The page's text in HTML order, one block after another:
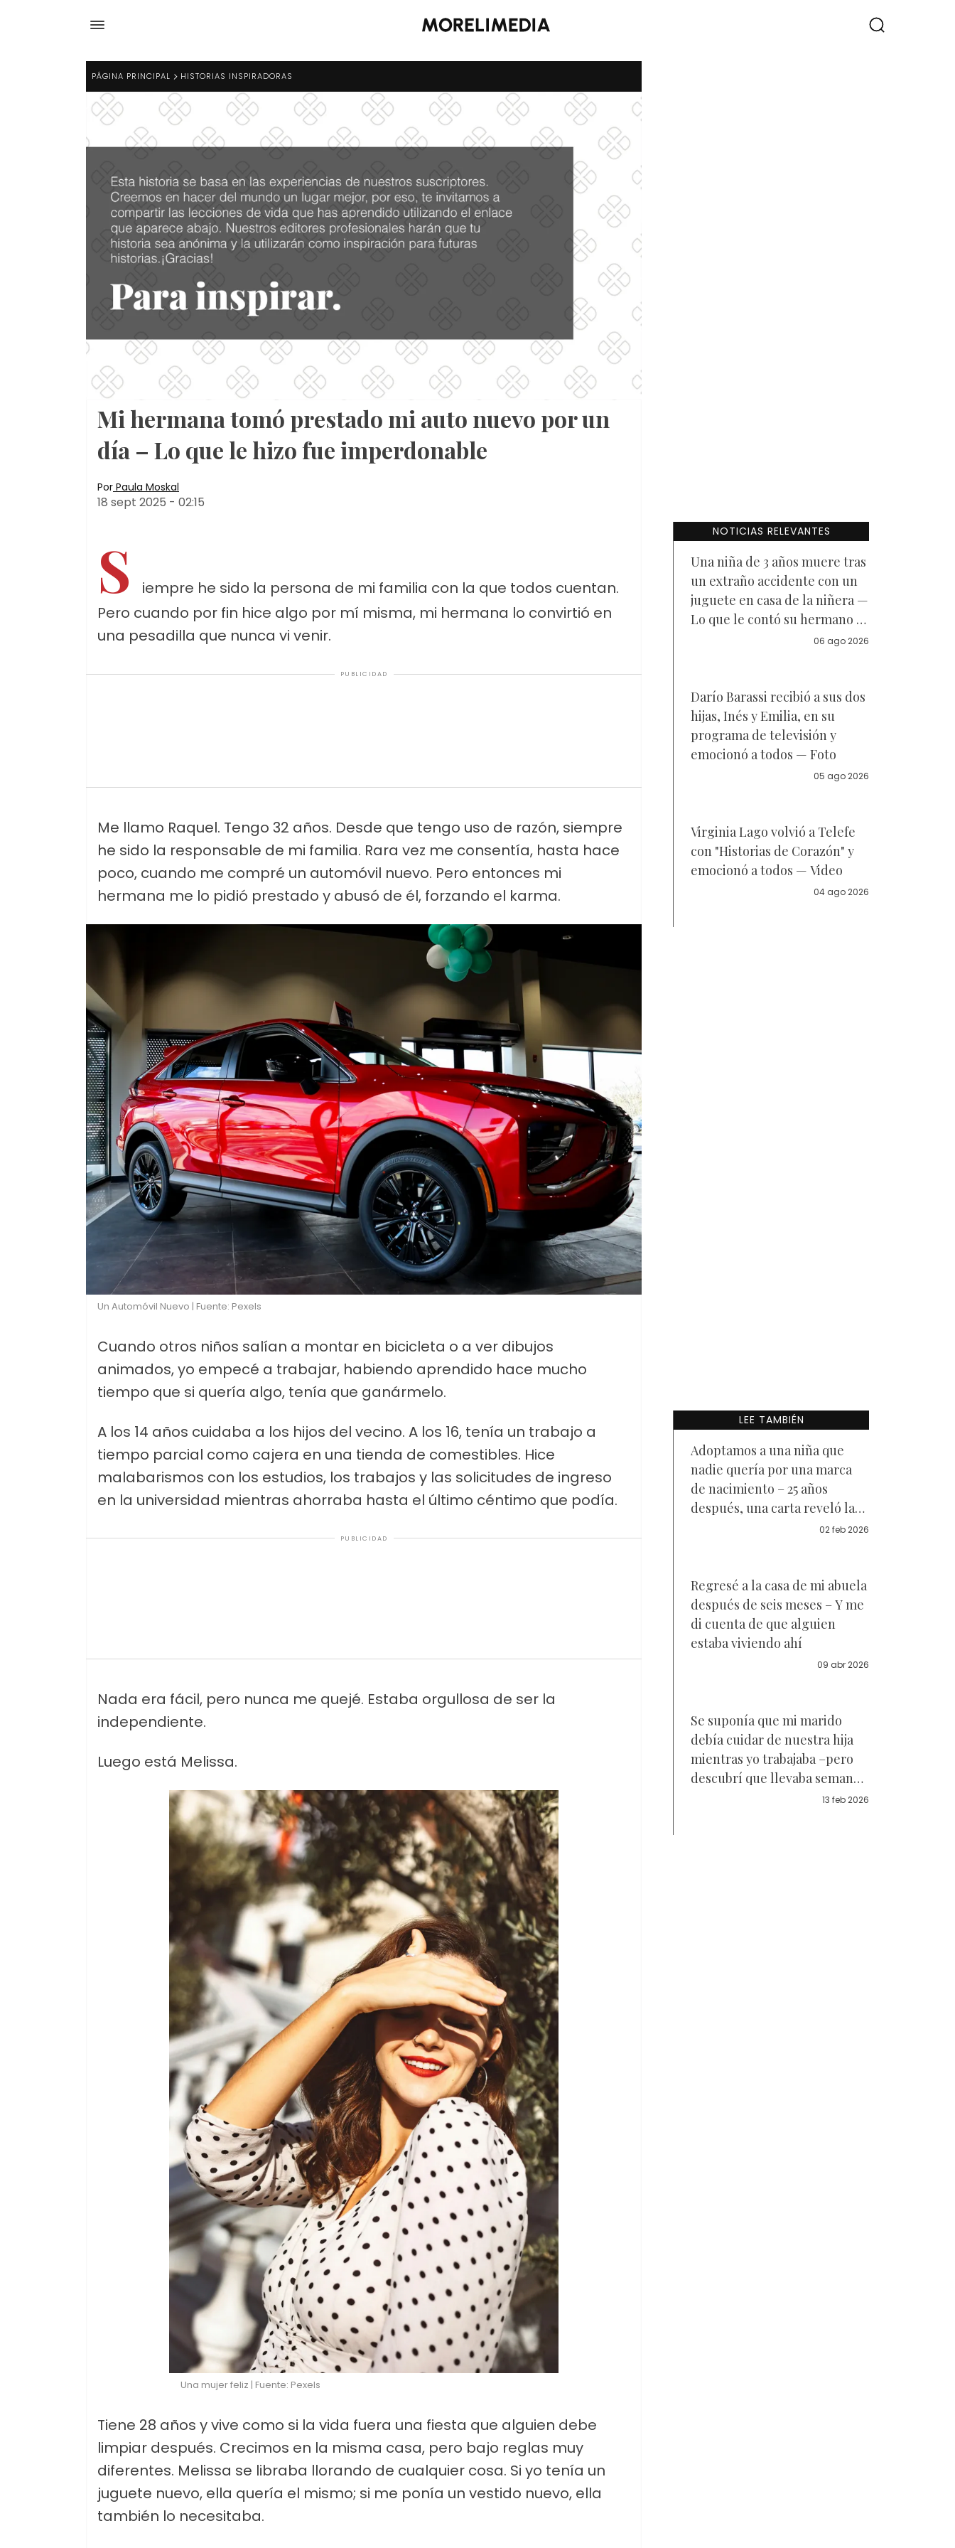
PÁGINA PRINCIPAL HISTORIAS INSPIRADORAS
Mi hermana tomó prestado mi auto nuevo por un
día – Lo que le hizo fue imperdonable
Por Paula Moskal
18 sept 2025 - 02:15
S
iempre he sido la persona de mi familia con la que todos cuentan.
Pero cuando por fin hice algo por mí misma, mi hermana lo convirtió en
una pesadilla que nunca vi venir.
PUBLICIDAD
Me llamo Raquel. Tengo 32 años. Desde que tengo uso de razón, siempre
he sido la responsable de mi familia. Rara vez me consentía, hasta hace
poco, cuando me compré un automóvil nuevo. Pero entonces mi
hermana me lo pidió prestado y abusó de él, forzando el karma.
Un Automóvil Nuevo | Fuente: Pexels
Cuando otros niños salían a montar en bicicleta o a ver dibujos
animados, yo empecé a trabajar, habiendo aprendido hace mucho
tiempo que si quería algo, tenía que ganármelo.
A los 14 años cuidaba a los hijos del vecino. A los 16, tenía un trabajo a
tiempo parcial como cajera en una tienda de comestibles. Hice
malabarismos con los estudios, los trabajos y las solicitudes de ingreso
en la universidad mientras ahorraba hasta el último céntimo que podía.
PUBLICIDAD
Nada era fácil, pero nunca me quejé. Estaba orgullosa de ser la
independiente.
Luego está Melissa.
Una mujer feliz | Fuente: Pexels
Tiene 28 años y vive como si la vida fuera una fiesta que alguien debe
limpiar después. Crecimos en la misma casa, pero bajo reglas muy
diferentes. Melissa se libraba llorando de cualquier cosa. Si yo tenía un
juguete nuevo, ella quería el mismo; si me ponía un vestido nuevo, ella
también lo necesitaba.
NOTICIAS RELEVANTES
Una niña de 3 años muere tras
un extraño accidente con un
juguete en casa de la niñera —
Lo que le contó su hermano a
06 ago 2026
Darío Barassi recibió a sus dos
hijas, Inés y Emilia, en su
programa de televisión y
emocionó a todos — Foto
05 ago 2026
Virginia Lago volvió a Telefe
con "Historias de Corazón" y
emocionó a todos — Video
04 ago 2026
LEE TAMBIÉN
Adoptamos a una niña que
nadie quería por una marca
de nacimiento – 25 años
después, una carta reveló la
verdad sobre su pasado02 feb 2026
Regresé a la casa de mi abuela
después de seis meses – Y me
di cuenta de que alguien
estaba viviendo ahí
09 abr 2026
Se suponía que mi marido
debía cuidar de nuestra hija
mientras yo trabajaba –pero
descubrí que llevaba semanas
dejándola en casa de los13 feb 2026